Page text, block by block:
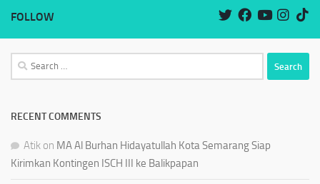
FOLLOW
Search
for:
RECENT COMMENTS
Atik on MA Al Burhan Hidayatullah Kota Semarang Siap
Kirimkan Kontingen ISCH III ke Balikpapan